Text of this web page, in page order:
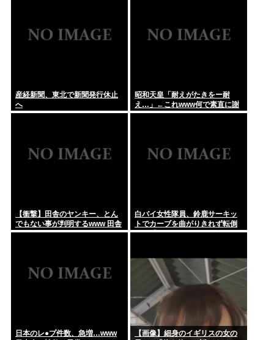
産経新聞、東北で新聞発行休止
へ
昭和天皇「耐えがたきをー耐
え…」←これwww何で素直に謝
れねーの？？！？
【衝撃】田舎のヤンキー、とん
でもない事が判明するwww 田舎
のマイルドヤンキーって何であ
白バイ女性隊員、鈴鹿サーキッ
トでカーブを曲がりきれず転倒
して重傷
日本のレ●プ件数、急増…www
【画像】細身のイギリスの女の